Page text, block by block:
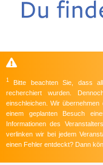
1 Bitte beachten Sie, dass
recherchiert wurden.
einschleichen. Wir
einem geplanten Besuch
Informationen des
verlinken wir bei jedem
einen Fehler entdeckt? Dann